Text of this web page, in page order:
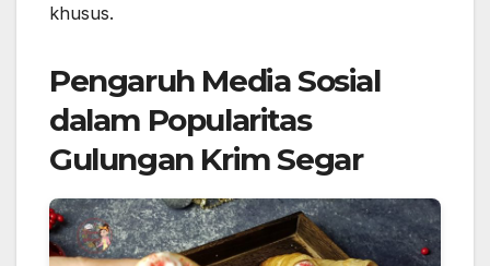
khusus.
Pengaruh Media Sosial
dalam Popularitas
Gulungan Krim Segar